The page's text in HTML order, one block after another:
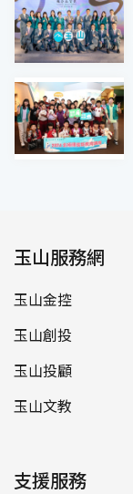
玉山服務網
玉山金控
玉山創投
玉山投顧
玉山文教
支援服務